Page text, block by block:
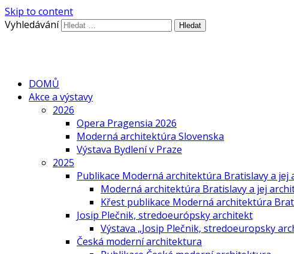
Skip to content
Vyhledávání
DOMŮ
Akce a výstavy
2026
Opera Pragensia 2026
Moderná architektúra Slovenska
Výstava Bydlení v Praze
2025
Publikace Moderná architektúra Bratislavy a jej
Moderná architektúra Bratislavy a jej
Křest publikace Moderná architektúra
Josip Plečnik, stredoeurópsky architekt
Výstava „Josip Plečnik, stredoeuropsky
Česká moderní architektura